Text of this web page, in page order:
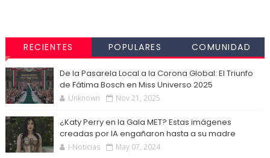
RECIENTES POPULARES COMUNIDAD
De la Pasarela Local a la Corona Global: El Triunfo
de Fátima Bosch en Miss Universo 2025
Unknown Nov 21, 2025
¿Katy Perry en la Gala MET? Estas imágenes
creadas por IA engañaron hasta a su madre
I-Noticias May 07, 2024